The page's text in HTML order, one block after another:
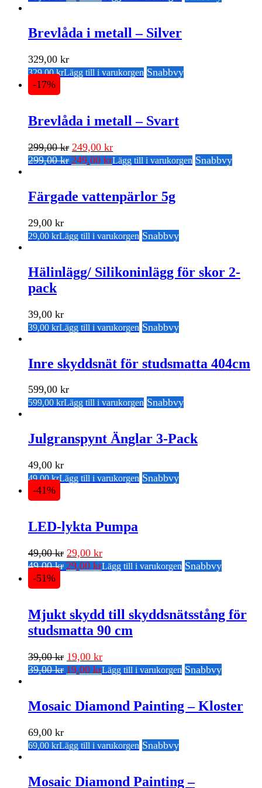
79,00 kr.59,00 kr.
ursprungliga
var:
79,00 kr.
nuvarande
59,00 kr.
Brevlåda i metall – Silver
329,00 kr
329,00krLägg till i varukorgen Snabbvy
-17%
Brevlåda i metall – Svart
299,00kr Det
ursprungliga
299,00 kr.
249,00 krDet
nuvarande
249,00 kr.
299,00krDet
ursprungliga
var:
299,00 kr.
249,00 krDet
nuvarande
249,00 kr.
Lägg till i varukorgen Snabbvy
Färgade vattenpärlor 5g
29,00 kr
29,00 krLägg till i varukorgen Snabbvy
Hälinlägg/ Silikoninlägg för skor 2-
pack
39,00 kr
39,00 krLägg till i varukorgen Snabbvy
Inre skyddsnät för studsmatta 404cm
599,00 kr
599,00 krLägg till i varukorgen Snabbvy
Julgranspynt Änglar 3-Pack
49,00 kr
49,00krLägg till i varukorgen Snabbvy
-41%
LED-lykta Pumpa
49,00kr Det
ursprungliga
29,00 krDet
nuvarande
49,00krDet
ursprungliga
29,00 krDet
nuvarande
Lägg till i varukorgen Snabbvy
-51%
Mjukt skydd till skyddsnätsstång för
studsmatta 90 cm
39,00kr Det
ursprungliga
39,00 kr.
19,00 krDet
nuvarande
19,00 kr.
39,00krDet
ursprungliga
var:
39,00 kr.
19,00 krDet
nuvarande
19,00 kr.
Lägg till i varukorgen Snabbvy
Mosaic Diamond Painting – Kloster
69,00 kr
69,00 krLägg till i varukorgen Snabbvy
Mosaic Diamond Painting –